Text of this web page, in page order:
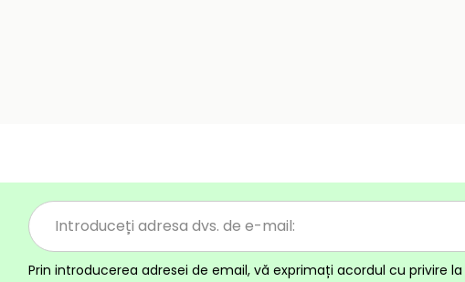
Prin introducerea adresei de email, vă exprimați acordul cu privire la